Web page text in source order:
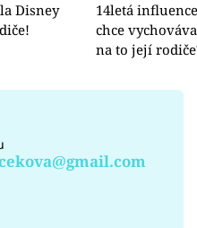
Disney
14letá
chce
na to její